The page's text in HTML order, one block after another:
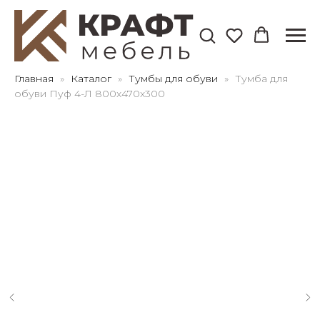
Главная Каталог Тумбы для обуви
Тумба для
обуви Пуф 4-Л 800х470х300